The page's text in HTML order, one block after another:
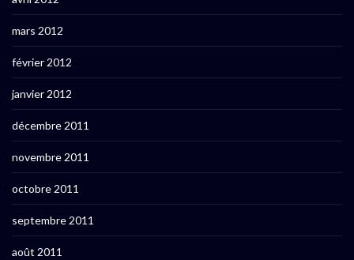
mars 2012
février 2012
janvier 2012
décembre 2011
novembre 2011
octobre 2011
septembre 2011
août 2011